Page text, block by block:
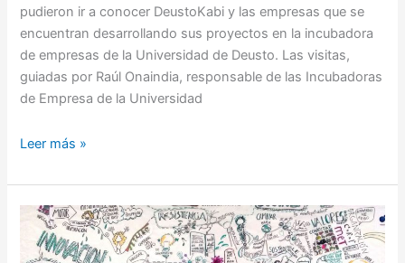
pudieron ir a conocer DeustoKabi y las empresas que se
encuentran desarrollando sus proyectos en la incubadora
de empresas de la Universidad de Deusto. Las visitas,
guiadas por Raúl Onaindia, responsable de las Incubadoras
de Empresa de la Universidad
Leer más »
¡Conoce
los
programas